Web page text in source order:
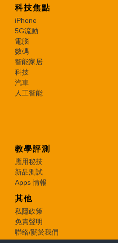
科技焦點
iPhone
5G流動
電腦
數碼
智能家居
科技
汽車
人工智能
教學評測
應用秘技
新品測試
Apps 情報
其他
私隱政策
免責聲明
聯絡/關於我們